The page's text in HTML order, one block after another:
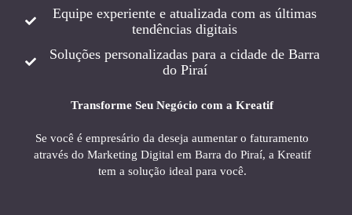
Equipe experiente e atualizada com as últimas
tendências digitais
Soluções personalizadas para a cidade de Barra
do Piraí
Transforme Seu Negócio com a Kreatif
Se você é empresário da deseja aumentar o faturamento
através do Marketing Digital em Barra do Piraí, a Kreatif
tem a solução ideal para você.